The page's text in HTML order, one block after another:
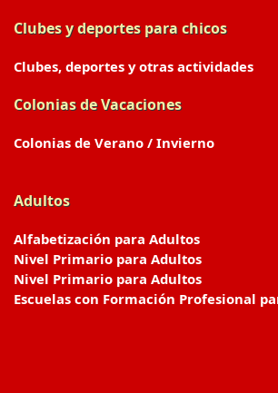
Clubes y deportes para chicos
Clubes, deportes y otras actividades
Colonias de Vacaciones
Colonias de Verano / Invierno
Adultos
Alfabetización para Adultos
Nivel Primario para Adultos
Nivel Primario para Adultos
Escuelas con Formación Profesional